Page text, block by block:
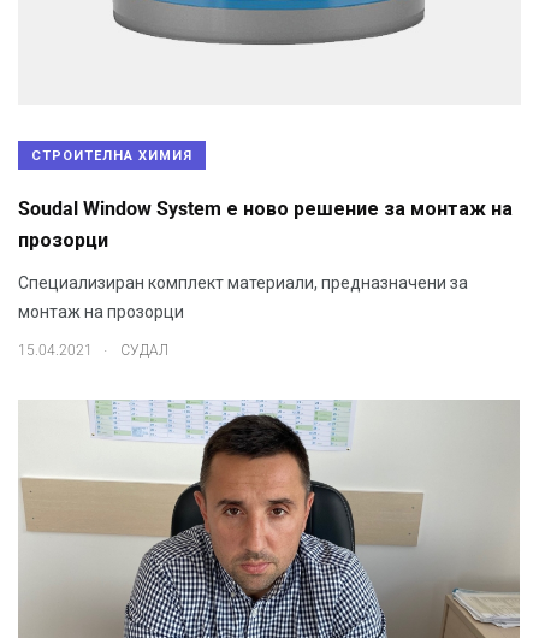
СТРОИТЕЛНА ХИМИЯ
Soudal Window System е ново решение за монтаж на
прозорци
Специализиран комплект материали, предназначени за
монтаж на прозорци
15.04.2021 . СУДАЛ